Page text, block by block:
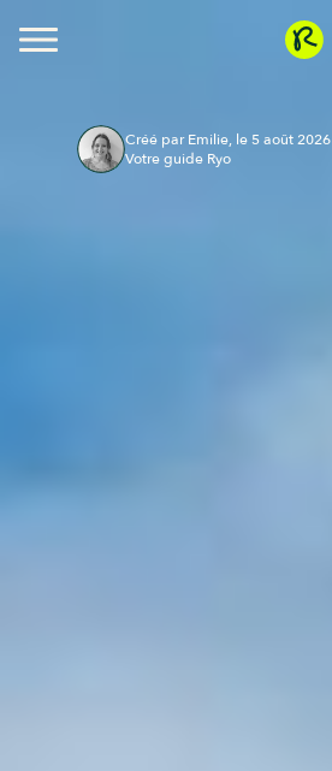
Créé par Emilie, le 5 août 2026
Votre guide Ryo